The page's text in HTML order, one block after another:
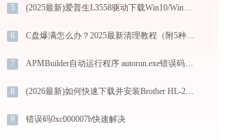
5 (2025最新)爱普生L3558驱动下载Win10/Win11官方安装图文教程
6 C盘爆满怎么办？2025最新清理教程（附5种安全方法）
7 APMBuilder自动运行程序 autorun.exe错误码0xc0000005处理办法
8 (2026最新)如何快速下载并安装Brother HL-2130 series打印机驱动：详细步骤解析
9 错误码0xc000007b快速解决